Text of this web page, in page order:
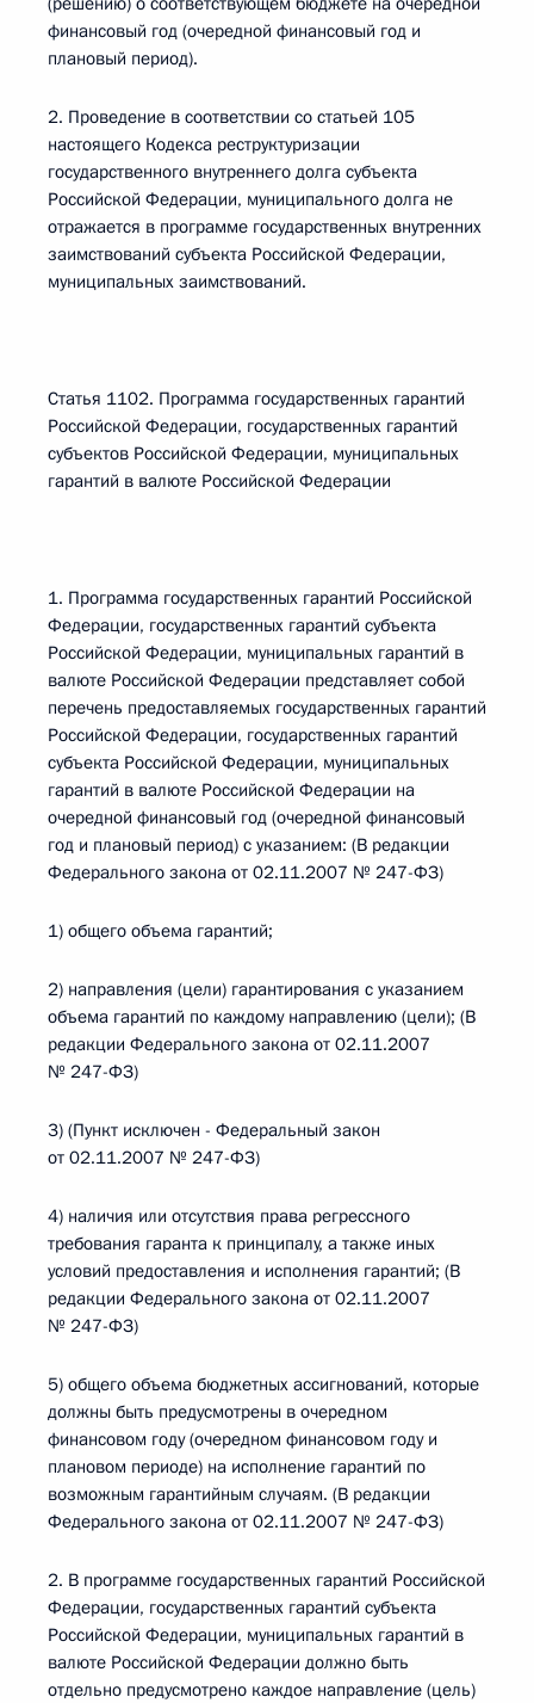
финансовый год (очередной финансовый год и
плановый период).
2. Проведение в соответствии со статьей 105
настоящего Кодекса реструктуризации
государственного внутреннего долга субъекта
Российской Федерации, муниципального долга не
отражается в программе государственных внутренних
заимствований субъекта Российской Федерации,
муниципальных заимствований.
Статья 1102. Программа государственных гарантий
Российской Федерации, государственных гарантий
субъектов Российской Федерации, муниципальных
гарантий в валюте Российской Федерации
1. Программа государственных гарантий Российской
Федерации, государственных гарантий субъекта
Российской Федерации, муниципальных гарантий в
валюте Российской Федерации представляет собой
перечень предоставляемых государственных гарантий
Российской Федерации, государственных гарантий
субъекта Российской Федерации, муниципальных
гарантий в валюте Российской Федерации на
очередной финансовый год (очередной финансовый
год и плановый период) с указанием: (В редакции
Федерального закона от 02.11.2007 № 247-ФЗ)
1) общего объема гарантий;
2) направления (цели) гарантирования с указанием
объема гарантий по каждому направлению (цели); (В
редакции Федерального закона от 02.11.2007
№ 247-ФЗ)
3) (Пункт исключен - Федеральный закон
от 02.11.2007 № 247-ФЗ)
4) наличия или отсутствия права регрессного
требования гаранта к принципалу, а также иных
условий предоставления и исполнения гарантий; (В
редакции Федерального закона от 02.11.2007
№ 247-ФЗ)
5) общего объема бюджетных ассигнований, которые
должны быть предусмотрены в очередном
финансовом году (очередном финансовом году и
плановом периоде) на исполнение гарантий по
возможным гарантийным случаям. (В редакции
Федерального закона от 02.11.2007 № 247-ФЗ)
2. В программе государственных гарантий Российской
Федерации, государственных гарантий субъекта
Российской Федерации, муниципальных гарантий в
валюте Российской Федерации должно быть
отдельно предусмотрено каждое направление (цель)